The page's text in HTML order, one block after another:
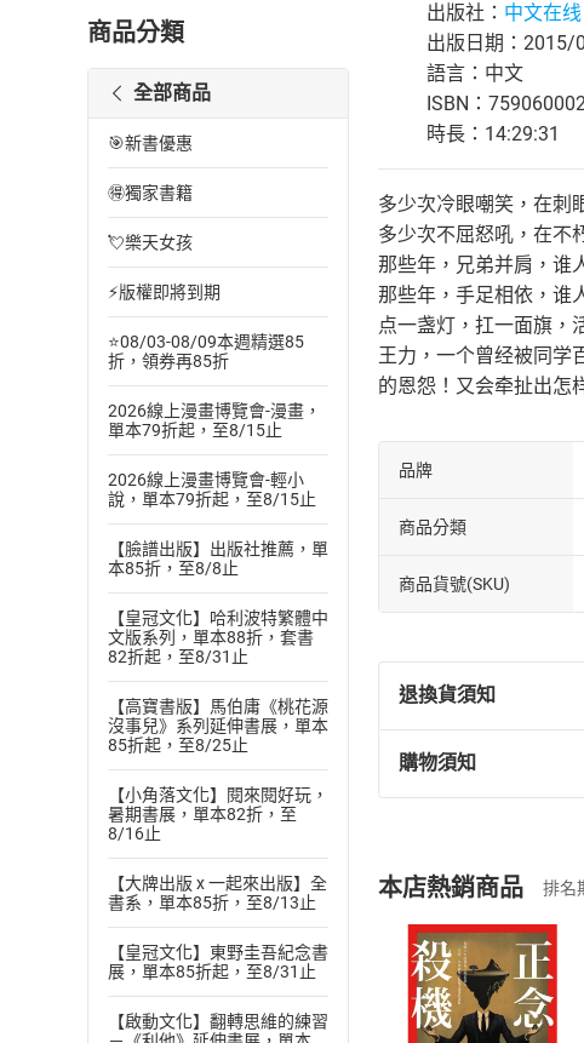
商品分類
全部商品
🎯新書優惠
🉐獨家書籍
💘樂天女孩
⚡版權即將到期
⭐08/03-08/09本週精選85
折，領券再85折
2026線上漫畫博覽會-漫畫，
單本79折起，至8/15止
2026線上漫畫博覽會-輕小
說，單本79折起，至8/15止
【臉譜出版】出版社推薦，單
本85折，至8/8止
【皇冠文化】哈利波特繁體中
文版系列，單本88折，套書
82折起，至8/31止
【高寶書版】馬伯庸《桃花源
沒事兒》系列延伸書展，單本
85折起，至8/25止
【小角落文化】閱來閱好玩，
暑期書展，單本82折，至
8/16止
【大牌出版 x 一起來出版】全
書系，單本85折，至8/13止
【皇冠文化】東野圭吾紀念書
展，單本85折起，至8/31止
【啟動文化】翻轉思維的練習
出版社： 中文在线
出版日期：2015/
語言：中文
ISBN：
時長：14:29:31
多少次冷眼嘲笑，在刺
多少次不屈怒吼，在不
那些年，兄弟并肩，谁
那些年，手足相依，谁
点一盏灯，扛一面旗，
王力，一个曾经被同学
的恩怨！又会牵扯出怎
品牌
商品分類
商品貨號(SKU)
退換貨須知
退換貨規定：
(一)依消費者保
(二)消費者訂購
且已下載/存取電
退貨方式：您欲
貨」，本店鋪將依
請注意，樂天市
購物須知
挑選商品
Choose
本店熱銷商品 排名